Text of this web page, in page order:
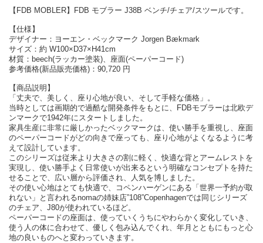
【FDB MOBLER】FDB モブラー J38B ベンチ/チェア/スツールです。
【仕様】
デザイナー：ヨーエン・ベックマーク Jorgen Bækmark
サイズ：約 W100×D37×H41cm
材質：beech(ラッカー塗装)、座面(ペーパーコード)
参考価格(新品販売価格)：90,720 円
【商品説明】
「丈夫で、美しく、座り心地が良い、そして手軽な価格」。
当時としては画期的で過酷な開発条件をもとに、FDBモブラーは北欧デ
ンマークで1942年にスタートしました。
家具生産に非常に厳しかったベックマークは、使い勝手を重視し、座面
のペーパーコードがどの向きで座っても、座り心地がよくなるように考
えて設計しています。
このシリーズは従来より大きさの割に軽く、快適な背とアームレストを
実現し、使い勝手よく日常使いが出来るという明確なコンセプトを持た
せることで、広い層から評価され、人気を博しました。
その使い心地はとても快適で、コペンハーゲンにある「世界一予約が取
れない」と言われるnomaの姉妹店”108”Copenhagenでは同じシリーズ
のチェア、J80が使われているほど。
ペーパーコードの座面は、使っていくうちにやわらかく変化していき、
使う人の体に合わせて、優しく包み込んでくれ、年月とともにもっと心
地の良いものへと変わっていきます。